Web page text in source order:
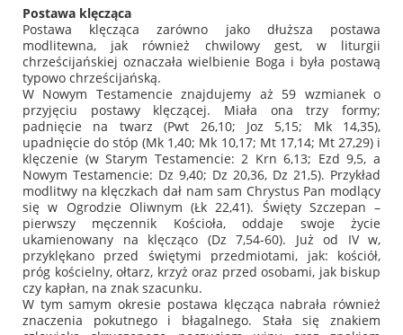
Postawa klęcząca
Postawa klęcząca zarówno jako dłuższa postawa
modlitewna, jak również chwilowy gest, w liturgii
chrześcijańskiej oznaczała wielbienie Boga i była postawą
typowo chrześcijańską.
W Nowym Testamencie znajdujemy aż 59 wzmianek o
przyjęciu postawy klęczącej. Miała ona trzy formy;
padnięcie na twarz (Pwt 26,10; Joz 5,15; Mk 14,35),
upadnięcie do stóp (Mk 1,40; Mk 10,17; Mt 17,14; Mt 27,29) i
klęczenie (w Starym Testamencie: 2 Krn 6,13; Ezd 9,5, a
Nowym Testamencie: Dz 9,40; Dz 20,36, Dz 21,5). Przykład
modlitwy na klęczkach dał nam sam Chrystus Pan modlący
się w Ogrodzie Oliwnym (Łk 22,41). Święty Szczepan –
pierwszy męczennik Kościoła, oddaje swoje życie
ukamienowany na klęcząco (Dz 7,54-60). Już od IV w,
przyklękano przed świętymi przedmiotami, jak: kościół,
próg kościelny, ołtarz, krzyż oraz przed osobami, jak biskup
czy kapłan, na znak szacunku.
W tym samym okresie postawa klęcząca nabrała również
znaczenia pokutnego i błagalnego. Stała się znakiem